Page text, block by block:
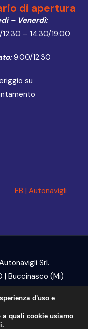
di apertura
– Venerdì:
– 14.30/19.00
9.00/12.30
su
Srl.
| Buccinasco (Mi)
d'uso e
quali cookie usiamo
.